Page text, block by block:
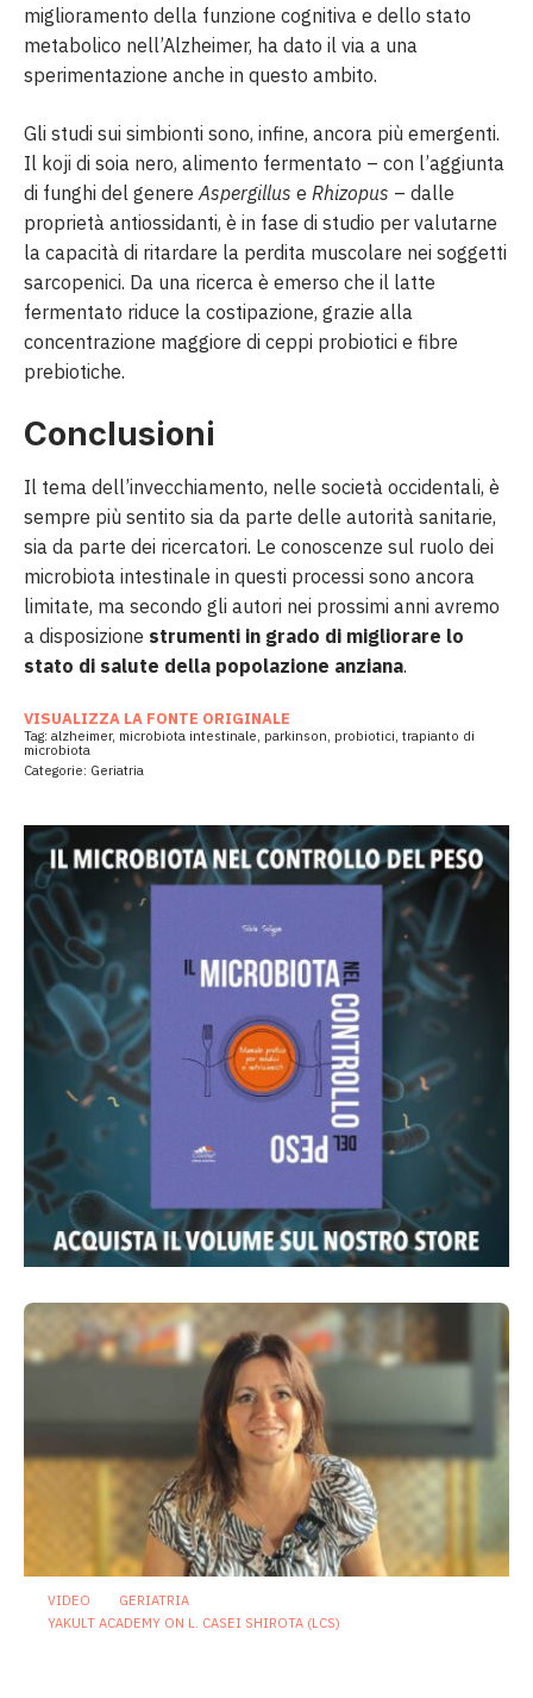
miglioramento della funzione cognitiva e dello stato
metabolico nell’Alzheimer, ha dato il via a una
sperimentazione anche in questo ambito.
Gli studi sui simbionti sono, infine, ancora più emergenti.
Il koji di soia nero, alimento fermentato – con l’aggiunta
di funghi del genereAspergillus e Rhizopus – dalle
proprietà antiossidanti, è in fase di studio per valutarne
la capacità di ritardare la perdita muscolare nei soggetti
sarcopenici. Da una ricerca è emerso che il latte
fermentato riduce la costipazione, grazie alla
concentrazione maggiore di ceppi probiotici e fibre
prebiotiche.
Conclusioni
Il tema dell’invecchiamento, nelle società occidentali, è
sempre più sentito sia da parte delle autorità sanitarie,
sia da parte dei ricercatori. Le conoscenze sul ruolo dei
microbiota intestinale in questi processi sono ancora
limitate, ma secondo gli autori nei prossimi anni avremo
a disposizione strumenti in grado di migliorare lo
stato di salute della popolazione anziana.
VISUALIZZA LA FONTE ORIGINALE
Tag: alzheimer, microbiota intestinale, parkinson, probiotici, trapianto di
microbiota
Categorie: Geriatria
VIDEO
GERIATRIA
YAKULT ACADEMY ON L. CASEI SHIROTA (LCS)